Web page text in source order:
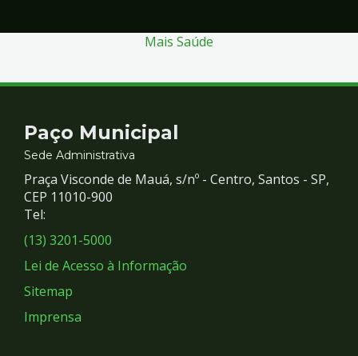
Mais Saúde
Contato
e
Redes
Sociais
Paço Municipal
Sede Administrativa
Praça Visconde de Mauá, s/nº - Centro, Santos - SP,
CEP 11010-900
Tel:
(13) 3201-5000
Lei de Acesso à Informação
Sitemap
Imprensa